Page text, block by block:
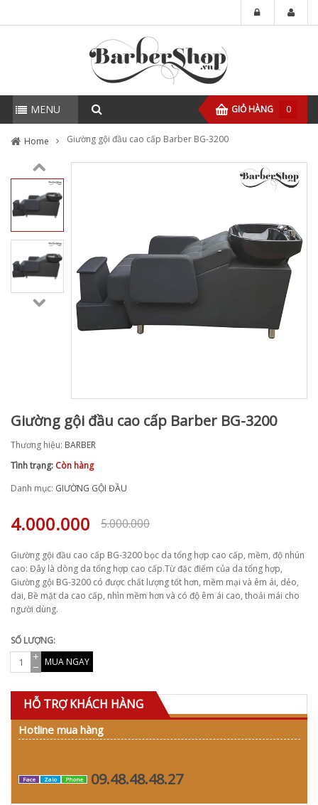
MENU GIỎ HÀNG 0
Home Giường gội đầu cao cấp Barber BG-3200
Giường gội đầu cao cấp Barber BG-3200
Thương hiệu: BARBER
Tình trạng: Còn hàng
Danh mục: GIƯỜNG GỘI ĐẦU
5.000.000
4.000.000
Giường gội đầu cao cấp BG-3200 bọc da tổng hợp cao cấp, mềm, độ nhún
cao: Đây là dòng da tổng hợp cao cấp.Từ đặc điểm của da tổng hợp,
Giường gội BG-3200 có được chất lượng tốt hơn, mềm mại và êm ái, dẻo,
dai, Bề mặt da cao cấp, nhìn mềm hơn và có độ êm ái cao, thoải mái cho
người dùng.
SỐ LƯỢNG:
MUA NGAY
HỖ TRỢ KHÁCH HÀNG
Hotline mua hàng
Face Zalo Phone 09.48.48.48.27